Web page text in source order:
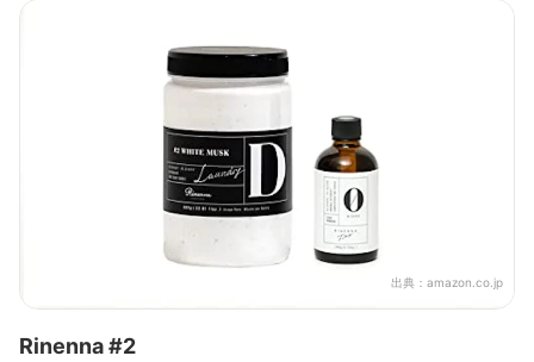
出典： amazon.co.jp
Rinenna #2